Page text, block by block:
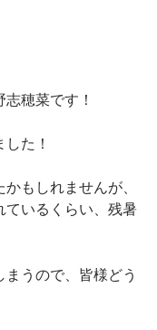
穂菜です！
た！
もしれませんが、
ているくらい、残暑
うので、皆様どう